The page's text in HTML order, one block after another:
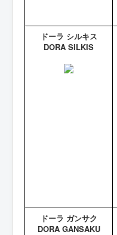
ドーラ シルキス
DORA SILKIS
ドーラ ガンサク
DORA GANSAKU